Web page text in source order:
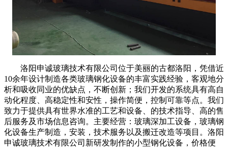
洛阳申诚玻璃技术有限公司位于美丽的古都洛阳，凭借近
10余年设计制造各类玻璃钢化设备的丰富实践经验，客观地分
析和吸收同业的优缺点，不断创新；我们开发的系统具有高自
动化程度、高稳定性和安性，操作简便，控制可靠等点。我们
致力于提供具有世界水准的工艺和设备、的技术指导、高的售
后服务及市场信息咨询。主要经营：玻璃深加工设备，玻璃钢
化设备生产制造，安装，技术服务以及搬迁改造等项目。洛阳
申诚玻璃技术有限公司新研发制作的小型钢化设备，价格便